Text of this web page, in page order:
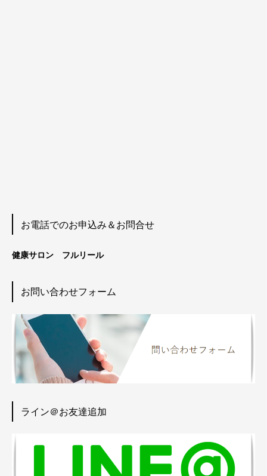
お電話でのお申込み＆お問合せ
健康サロン フルリール
お問い合わせフォーム
ライン＠お友達追加